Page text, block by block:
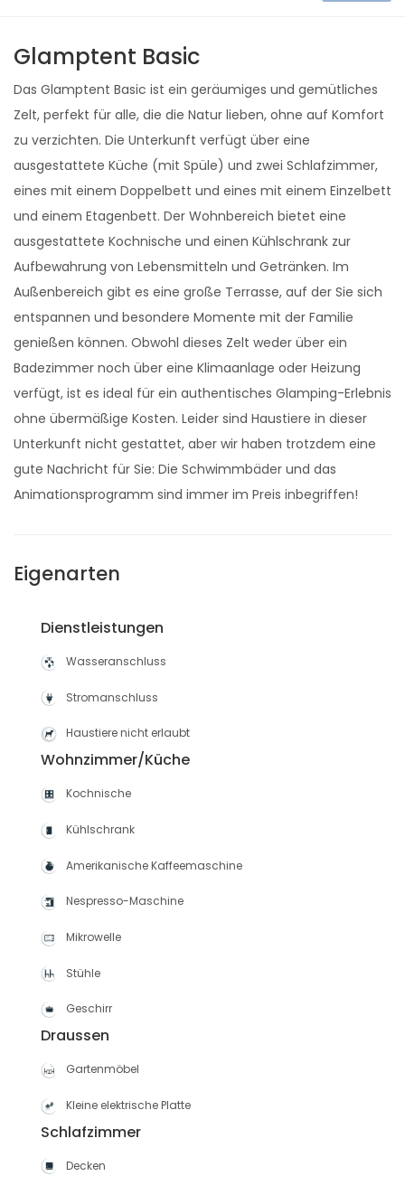
Glamptent Basic
Das Glamptent Basic ist ein geräumiges und gemütliches
Zelt, perfekt für alle, die die Natur lieben, ohne auf Komfort
zu verzichten. Die Unterkunft verfügt über eine
ausgestattete Küche (mit Spüle) und zwei Schlafzimmer,
eines mit einem Doppelbett und eines mit einem Einzelbett
und einem Etagenbett. Der Wohnbereich bietet eine
ausgestattete Kochnische und einen Kühlschrank zur
Aufbewahrung von Lebensmitteln und Getränken. Im
Außenbereich gibt es eine große Terrasse, auf der Sie sich
entspannen und besondere Momente mit der Familie
genießen können. Obwohl dieses Zelt weder über ein
Badezimmer noch über eine Klimaanlage oder Heizung
verfügt, ist es ideal für ein authentisches Glamping-Erlebnis
ohne übermäßige Kosten. Leider sind Haustiere in dieser
Unterkunft nicht gestattet, aber wir haben trotzdem eine
gute Nachricht für Sie: Die Schwimmbäder und das
Animationsprogramm sind immer im Preis inbegriffen!
Eigenarten
Dienstleistungen
Wasseranschluss
Stromanschluss
Haustiere nicht erlaubt
Wohnzimmer/Küche
Kochnische
Kühlschrank
Amerikanische Kaffeemaschine
Nespresso-Maschine
Mikrowelle
Stühle
Geschirr
Draussen
Gartenmöbel
Kleine elektrische Platte
Schlafzimmer
Decken